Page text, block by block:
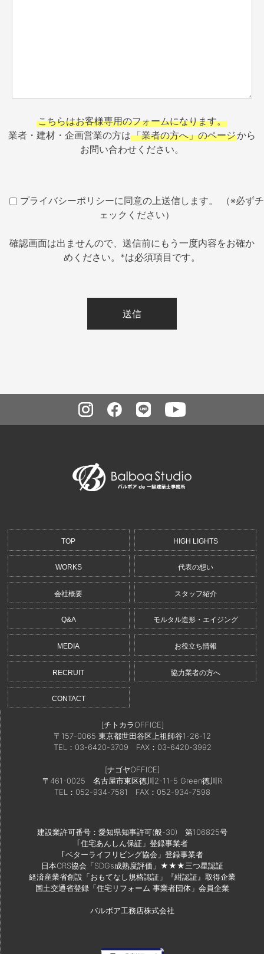
こちらはお客様専用のフォームになります。
業者・建材・企画営業の方は「業者の方へ」のページから
お問い合わせください。
プライバシーポリシーに同意の上送信します。 （※必ずチ
ェックください）
確認画面は出ませんので、送信前にもう一度内容をお確か
めください。*は必須項目です。
TOP HIGH LIGHTS
WORKS 代表の想い
会社概要 スタッフ紹介
Q&A モルタル造形・エイジング
MEDIA お役立ち情報
RECRUIT 協力業者の方へ
CONTACT
[チトカラOFFICE]
〒157-0065 東京都世田谷区上祖師谷1-26-12
TEL：03-6420-3709 FAX：03-6420-3992
[ナゴヤOFFICE]
〒461-0025 名古屋市東区徳川2-11-5 Green徳川R
TEL：052-934-7581
FAX：052-934-7598
建設業許可番号：愛知県知事許可(般-30) 第106825号
｢住宅あんしん保証」登録事業者
｢ベターライフリビング協会」登録事業者
日本CRS協会「SDGs成熟度評価」★★★三つ星認証
経済産業省創設「おもてなし規格認証」『紺認証』取得企業
国土交通省登録「住宅リフォーム 事業者団体」会員企業
バルボア工務店株式会社